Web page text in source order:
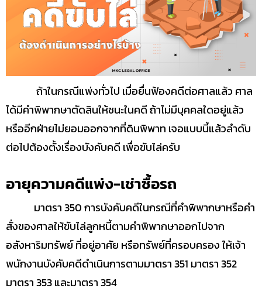
ถ้าในกรณีแพ่งทั่วไป เมื่อยื่นฟ้องคดีต่อศาลแล้ว ศาล
ได้มีคำพิพากษาตัดสินให้ชนะในคดี ถ้าไม่มีบุคคลใดอยู่แล้ว
หรืออีกฝ่ายไม่ยอมออกจากที่ดินพิพาท เจอแบบนี้แล้วลำดับ
ต่อไปต้องตั้งเรื่องบังคับคดี เพื่อขับไล่ครับ
อายุความคดีแพ่ง-เช่าซื้อรถ
มาตรา 350 การบังคับคดีในกรณีที่คำพิพากษาหรือคำ
สั่งของศาลให้ขับไล่ลูกหนี้ตามคำพิพากษาออกไปจาก
อสังหาริมทรัพย์ ที่อยู่อาศัย หรือทรัพย์ที่ครอบครอง ให้เจ้า
พนักงานบังคับคดีดำเนินการตามมาตรา 351 มาตรา 352
มาตรา 353 และมาตรา 354